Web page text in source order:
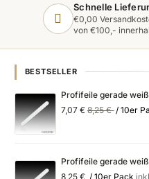
Schnelle
€0,00
von €100,-
BESTSELLER
Profifeile gerade
Special
Price
7,07 € Regular
Price
8,25 € / 10er
Profifeile gerade weiß
8,25 € / 10er Pack